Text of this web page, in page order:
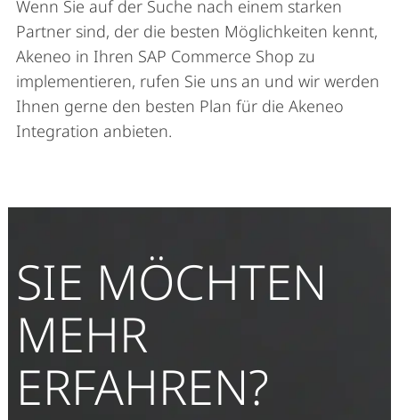
Wenn Sie auf der Suche nach einem starken
Partner sind, der die besten Möglichkeiten kennt,
Akeneo in Ihren SAP Commerce Shop zu
implementieren, rufen Sie uns an und wir werden
Ihnen gerne den besten Plan für die Akeneo
Integration anbieten.
SIE MÖCHTEN
MEHR
ERFAHREN?